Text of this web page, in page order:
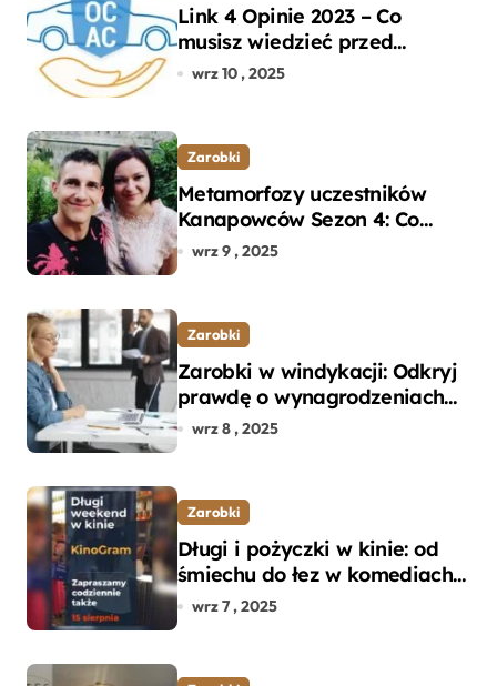
Link 4 Opinie 2023 – Co
musisz wiedzieć przed
wyborem ubezpieczenia OC i
wrz 10 , 2025
Zarobki
Metamorfozy uczestników
Kanapowców Sezon 4: Co
naprawdę zaskoczyło
wrz 9 , 2025
Zarobki
Zarobki w windykacji: Odkryj
prawdę o wynagrodzeniach
specjalistów w branży
wrz 8 , 2025
Zarobki
Długi i pożyczki w kinie: od
śmiechu do łez w komediach i
dramatach
wrz 7 , 2025